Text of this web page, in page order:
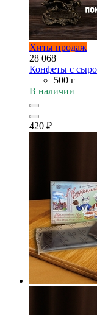
Хиты продаж
28 068
Конфеты с
500 г
В наличии
420 ₽